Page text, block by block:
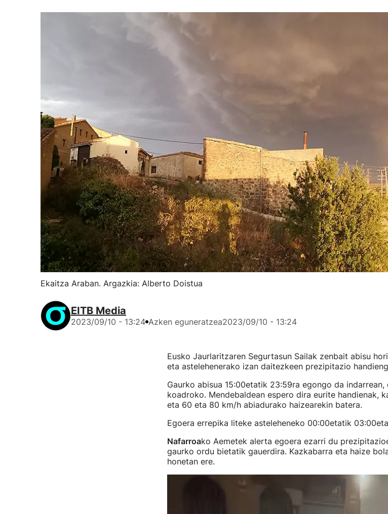
Ekaitza Araban. Argazkia: Alberto Doistua
EITB Media
2023/09/10 - 13:24 Azken eguneratzea2023/09/10 - 13:24
Eusko Jaurlaritzaren Segurtasun Sailak zenbait abisu
eta astelehenerako izan daitezkeen prezipitazio
Gaurko abisua 15:00etatik 23:59ra egongo da
koadroko. Mendebaldean espero dira eurite handienak,
eta 60 eta 80 km/h abiadurako haizearekin batera.
Egoera errepika liteke asteleheneko 00:00etatik
Nafarroako Aemetek alerta egoera ezarri du
gaurko ordu bietatik gauerdira. Kazkabarra eta haize
honetan ere.